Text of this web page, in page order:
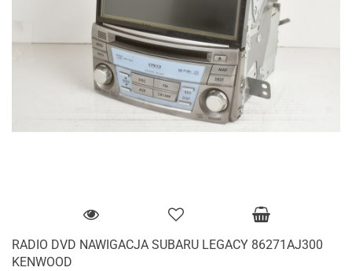
RADIO DVD NAWIGACJA SUBARU LEGACY 86271AJ300
KENWOOD